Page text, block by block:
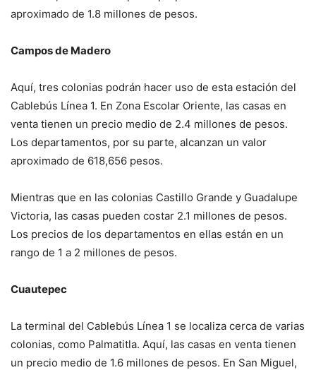
aproximado de 1.8 millones de pesos.
Campos de Madero
Aquí, tres colonias podrán hacer uso de esta estación del
Cablebús Línea 1. En Zona Escolar Oriente, las casas en
venta tienen un precio medio de 2.4 millones de pesos.
Los departamentos, por su parte, alcanzan un valor
aproximado de 618,656 pesos.
Mientras que en las colonias Castillo Grande y Guadalupe
Victoria, las casas pueden costar 2.1 millones de pesos.
Los precios de los departamentos en ellas están en un
rango de 1 a 2 millones de pesos.
Cuautepec
La terminal del Cablebús Línea 1 se localiza cerca de varias
colonias, como Palmatitla. Aquí, las casas en venta tienen
un precio medio de 1.6 millones de pesos. En San Miguel,